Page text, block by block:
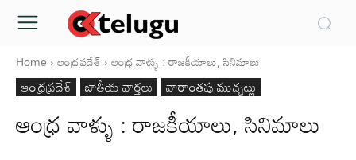
Home ఆంధ్రప్రదేశ్‌ ఆంధ్ర వాళ్ళు : రాజకీయాలు, సినిమాలు
ఆంధ్రప్రదేశ్‌ జాతీయ వార్తలు వారాంతపు ముచ్చట్లు
ఆంధ్ర వాళ్ళు : రాజకీయాలు, సినిమాలు